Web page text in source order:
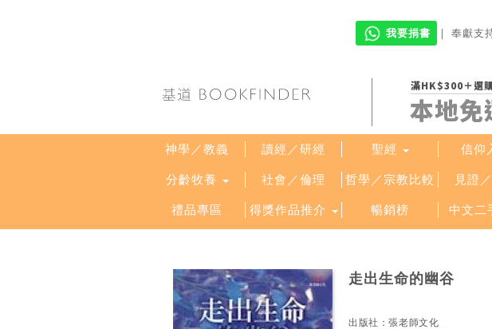
我要捐書 ｜ 奉獻支
滿HK$300＋選
本地免
神學／教義 讀經／研經 聖經 信仰
分齡牧養 社會／倫理 哲學／宗教比較 見證
禮品專區 得獎作品推介 暢銷榜 中文二
走出生命的幽谷
出版社：張老師文化